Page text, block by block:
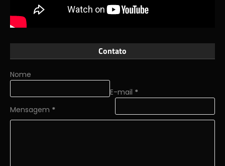
Contato
Nome
E-mail *
Mensagem *